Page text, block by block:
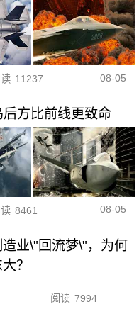
11237 08-05
方比前线更致命
8461 08-05
业\"回流梦\"，为何
？
阅读 7994